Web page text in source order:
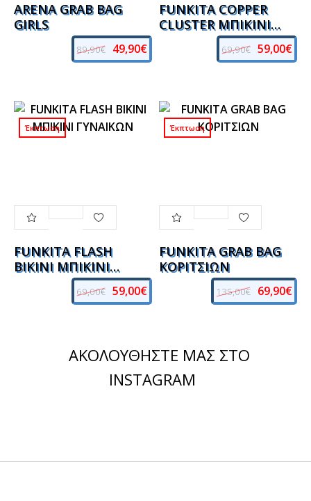
ARENA GRAB BAG
GIRLS
89,90€ 49,90€
FUNKITA COPPER
CLUSTER ΜΠΙΚΙΝΙ
ΓΥΝΑΙΚΩΝ
69,90€ 59,00€
Έκπτωση
FUNKITA FLASH
BIKINI ΜΠΙΚΙΝΙ
ΓΥΝΑΙΚΩΝ
69,00€ 59,00€
Έκπτωση
FUNKITA GRAB BAG
ΚΟΡΙΤΣΙΩΝ
135,00€ 69,90€
ΑΚΟΛΟΥΘΉΣΤΕ ΜΑΣ ΣΤΟ
INSTAGRAM